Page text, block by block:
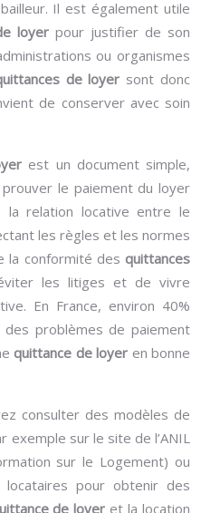
Il est également utile
loyer pour justifier de son
ou organismes
de loyer sont donc
de conserver avec soin
est un document simple,
le paiement du loyer
relation locative entre le
les règles et les normes
la conformité des quittances
les litiges et de vivre
En France, environ 40%
problèmes de paiement
quittance de loyer en bonne
consulter des modèles de
exemple sur le site de l’ANIL
sur le Logement) ou
locataires pour obtenir des
de loyer et la location